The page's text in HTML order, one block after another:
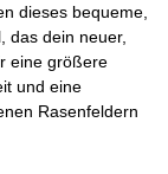
dieses bequeme,
das dein neuer,
eine größere
und eine
Rasenfeldern